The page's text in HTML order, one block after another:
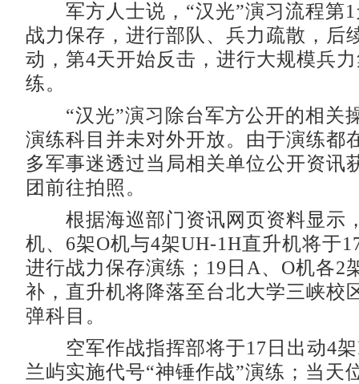
军方人士说，“汉光”演习流程第1
战力保存，进行部队、兵力疏散，后
动，第4天开始反击，进行大规模兵
练。
“汉光”演习除台军方公开的相关
演练科目并未对外开放。由于演练都
多军事迷透过当局相关单位公开资讯
团前往拍照。
根据海巡部门资讯网页资料显示
机、6架O机与4架UH-1H直升机将于
进行战力保存演练；19日A、O机各2
补，直升机将降落至台北大学三峡校
弹科目。
空军作战指挥部将于17日出动4架
兰屿实施代号“神锤作战”演练；当天